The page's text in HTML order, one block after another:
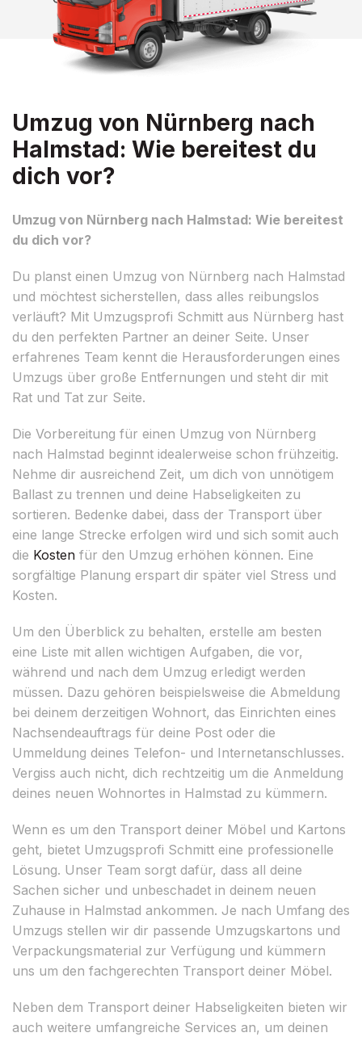
Umzug von Nürnberg nach
Halmstad: Wie bereitest du
dich vor?
Umzug von Nürnberg nach Halmstad: Wie bereitest
du dich vor?
Du planst einen Umzug von Nürnberg nach Halmstad
und möchtest sicherstellen, dass alles reibungslos
verläuft? Mit Umzugsprofi Schmitt aus Nürnberg hast
du den perfekten Partner an deiner Seite. Unser
erfahrenes Team kennt die Herausforderungen eines
Umzugs über große Entfernungen und steht dir mit
Rat und Tat zur Seite.
Die Vorbereitung für einen Umzug von Nürnberg
nach Halmstad beginnt idealerweise schon frühzeitig.
Nehme dir ausreichend Zeit, um dich von unnötigem
Ballast zu trennen und deine Habseligkeiten zu
sortieren. Bedenke dabei, dass der Transport über
eine lange Strecke erfolgen wird und sich somit auch
die Kosten für den Umzug erhöhen können. Eine
sorgfältige Planung erspart dir später viel Stress und
Kosten.
Um den Überblick zu behalten, erstelle am besten
eine Liste mit allen wichtigen Aufgaben, die vor,
während und nach dem Umzug erledigt werden
müssen. Dazu gehören beispielsweise die Abmeldung
bei deinem derzeitigen Wohnort, das Einrichten eines
Nachsendeauftrags für deine Post oder die
Ummeldung deines Telefon- und Internetanschlusses.
Vergiss auch nicht, dich rechtzeitig um die Anmeldung
deines neuen Wohnortes in Halmstad zu kümmern.
Wenn es um den Transport deiner Möbel und Kartons
geht, bietet Umzugsprofi Schmitt eine professionelle
Lösung. Unser Team sorgt dafür, dass all deine
Sachen sicher und unbeschadet in deinem neuen
Zuhause in Halmstad ankommen. Je nach Umfang des
Umzugs stellen wir dir passende Umzugskartons und
Verpackungsmaterial zur Verfügung und kümmern
uns um den fachgerechten Transport deiner Möbel.
Neben dem Transport deiner Habseligkeiten bieten wir
auch weitere umfangreiche Services an, um deinen